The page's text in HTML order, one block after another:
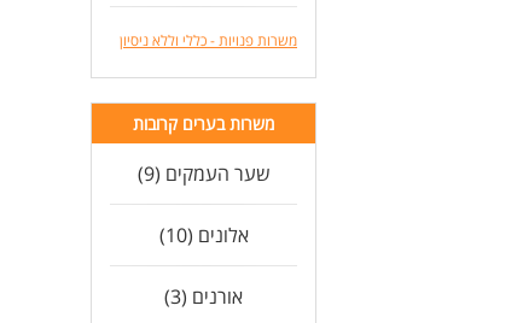
משרות פנויות - כללי וללא ניסיון
משרות בערים קרובות
שער העמקים (9)
אלונים (10)
אורנים (3)